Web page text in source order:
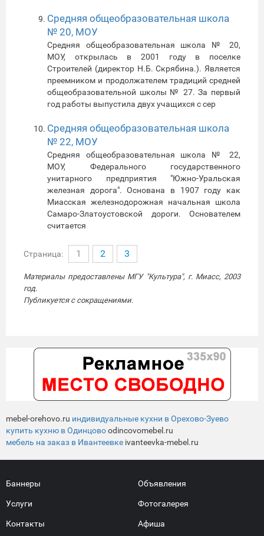
Средняя общеобразовательная школа
№ 20, МОУ
Средняя общеобразовательная школа № 20,
МОУ, открылась в 2001 году в поселке
Строителей (директор Н.Б. Скрябина.). Является
преемником и продолжателем традиций средней
общеобразовательной школы № 27. За первый
год работы выпустила двух учащихся с сер
Средняя общеобразовательная школа
№ 22, МОУ
Средняя общеобразовательная школа № 22,
МОУ, Федерального государственного
унитарного предприятия "Южно-Уральская
железная дорога". Основана в 1907 году как
Миасская железнодорожная начальная школа
Самаро-Златоустовской дороги. Основателем
считается
Страница: 1 2 3
Материалы предоставлены МГУ "Культура", г. Миасс, 2003
год.
Публикуется с сокращениями.
mebel-orehovo.ru индивидуальные кухни в Орехово-Зуево
купить кухню в Одинцовоodincovomebel.ru
мебель на заказ в Ивантеевке ivanteevka-mebel.ru
Баннеры
Услуги
Контакты
Объявления
Фотогалерея
Афиша